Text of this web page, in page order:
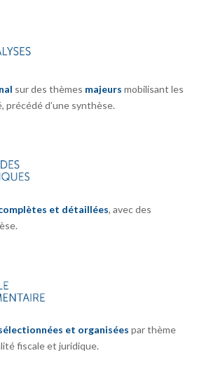
sur des thèmes majeurs mobilisant les
précédé d’une synthèse.
et détaillées, avec des
et organisées par thème
fiscale et juridique.